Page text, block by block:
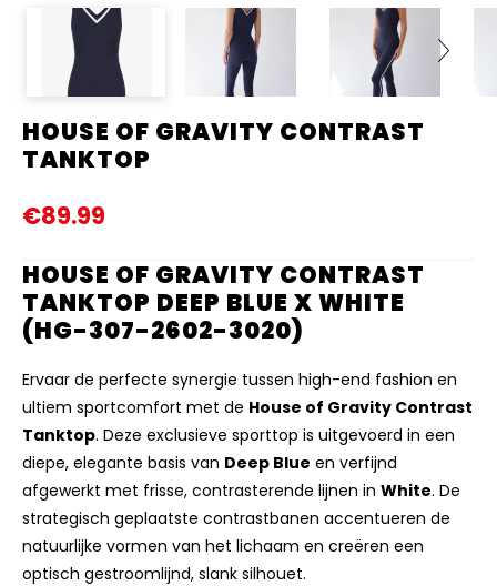
HOUSE OF GRAVITY CONTRAST
TANKTOP
€89.99
HOUSE OF GRAVITY CONTRAST
TANKTOP DEEP BLUE X WHITE
(HG-307-2602-3020)
Ervaar de perfecte synergie tussen high-end fashion en
ultiem sportcomfort met de House of Gravity Contrast
Tanktop. Deze exclusieve sporttop is uitgevoerd in een
diepe, elegante basis van Deep Blue en verfijnd
afgewerkt met frisse, contrasterende lijnen in White. De
strategisch geplaatste contrastbanen accentueren de
natuurlijke vormen van het lichaam en creëren een
optisch gestroomlijnd, slank silhouet.